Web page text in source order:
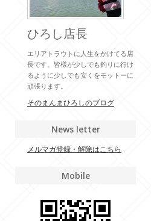
ひろし店長
エリアトラウトに人生をかけてる店
長です。皆様が少しでも釣りに行け
るように少しでも安くをモットーに
頑張ります。
そのまんまひろしのブログ
News letter
メルマガ登録・解除はこちら
Mobile